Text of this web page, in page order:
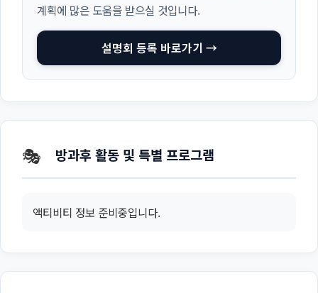
계획에 많은 도움을 받으실 것입니다.
설명회 등록 바로가기 →
🎭 방과후 활동 및 특별 프로그램
액티비티 정보 준비중입니다.